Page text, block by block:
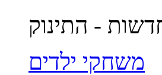
משחקי ילדים